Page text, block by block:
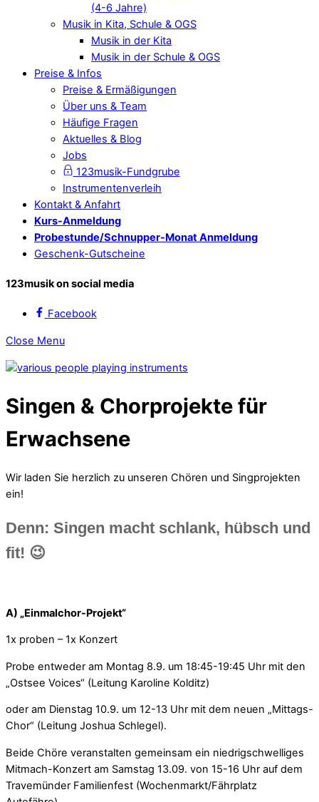
(4-6 Jahre)
Musik in Kita, Schule & OGS
Musik in der Kita
Musik in der Schule & OGS
Preise & Infos
Preise & Ermäßigungen
Über uns & Team
Häufige Fragen
Aktuelles & Blog
Jobs
123musik-Fundgrube
Instrumentenverleih
Kontakt & Anfahrt
Kurs-Anmeldung
Probestunde/Schnupper-Monat Anmeldung
Geschenk-Gutscheine
123musik on social media
Facebook
Close Menu
Singen & Chorprojekte für
Erwachsene
Wir laden Sie herzlich zu unseren Chören und Singprojekten
ein!
Denn: Singen macht schlank, hübsch und
fit! 😉
A) „Einmalchor-Projekt“
1x proben – 1x Konzert
Probe entweder am Montag 8.9. um 18:45-19:45 Uhr mit den
„Ostsee Voices“ (Leitung Karoline Kolditz)
oder am Dienstag 10.9. um 12-13 Uhr mit dem neuen „Mittags-
Chor“ (Leitung Joshua Schlegel).
Beide Chöre veranstalten gemeinsam ein niedrigschwelliges
Mitmach-Konzert am Samstag 13.09. von 15-16 Uhr auf dem
Travemünder Familienfest (Wochenmarkt/Fährplatz